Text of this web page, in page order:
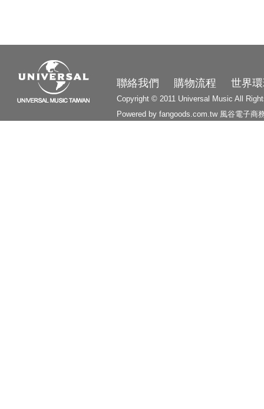
聯絡我們 購物流程 世界
Copyright © 2011 Universal Music All
Powered by fangoods.com.tw 風谷電子商